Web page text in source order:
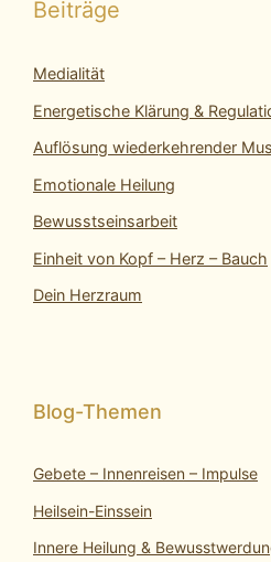
Beiträge
Medialität
Energetische Klärung &
Auflösung wiederkehrender
Emotionale Heilung
Bewusstseinsarbeit
Einheit von Kopf – Herz – Bauch
Dein Herzraum
Gebete – Innenreisen – Impulse
Heilsein-Einssein
Innere Heilung &